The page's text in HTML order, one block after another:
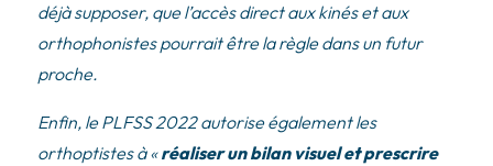
déjà supposer, que l’accès direct aux kinés et aux
orthophonistes pourrait être la règle dans un futur
proche.
Enfin, le PLFSS 2022 autorise également les
orthoptistes à «réaliser un bilan visuel et prescrire